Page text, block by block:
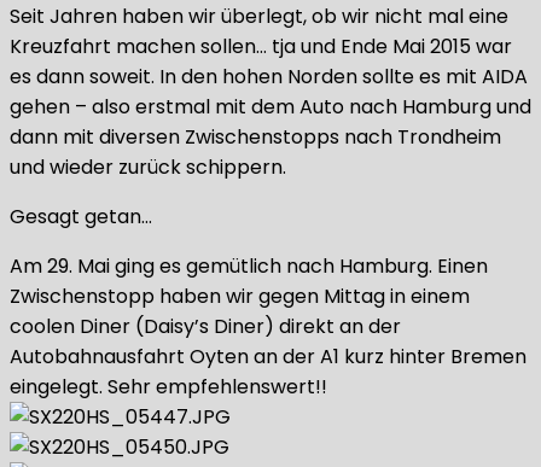
Seit Jahren haben wir überlegt, ob wir nicht mal eine
Kreuzfahrt machen sollen… tja und Ende Mai 2015 war
es dann soweit. In den hohen Norden sollte es mit AIDA
gehen – also erstmal mit dem Auto nach Hamburg und
dann mit diversen Zwischenstopps nach Trondheim
und wieder zurück schippern.
Gesagt getan…
Am 29. Mai ging es gemütlich nach Hamburg. Einen
Zwischenstopp haben wir gegen Mittag in einem
coolen Diner (Daisy’s Diner) direkt an der
Autobahnausfahrt Oyten an der A1 kurz hinter Bremen
eingelegt. Sehr empfehlenswert!!